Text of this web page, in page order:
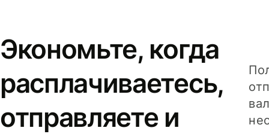
Экономьте, когда
расплачиваетесь,
отправляете и